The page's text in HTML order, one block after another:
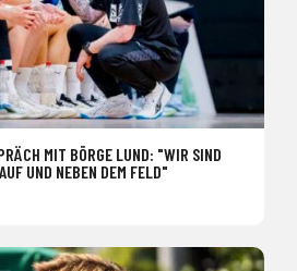
MIT BÖRGE LUND: "WIR SIND
UND NEBEN DEM FELD"